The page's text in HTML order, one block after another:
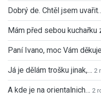
Dobrý de. Chtěl jsem
Mám před sebou kuchařku
Paní Ivano, moc Vám
Já je dělám trošku jinak,… 2
A kde je na orientalnich… 2